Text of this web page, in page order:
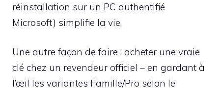
réinstallation sur un PC authentifié
Microsoft) simplifie la vie.
Une autre façon de faire : acheter une vraie
clé chez un revendeur officiel – en gardant à
l’œil les variantes Famille/Pro selon le